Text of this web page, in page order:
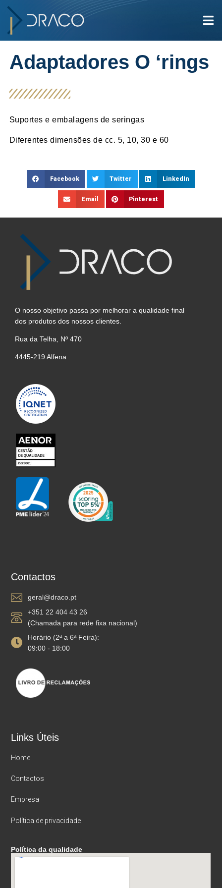
Adaptadores O ‘rings
Suportes e embalagens de seringas
Diferentes dimensões de cc. 5, 10, 30 e 60
Facebook Twitter LinkedIn
Email Pinterest
O nosso objetivo passa por melhorar a qualidade final
dos produtos dos nossos clientes.
Rua da Telha, Nº 470
4445-219 Alfena
Contactos
geral@draco.pt
+351 22 404 43 26
(Chamada para rede fixa nacional)
Horário (2ª a 6ª Feira):
09:00 - 18:00
Links Úteis
Home
Contactos
Empresa
Política de privacidade
Política da qualidade